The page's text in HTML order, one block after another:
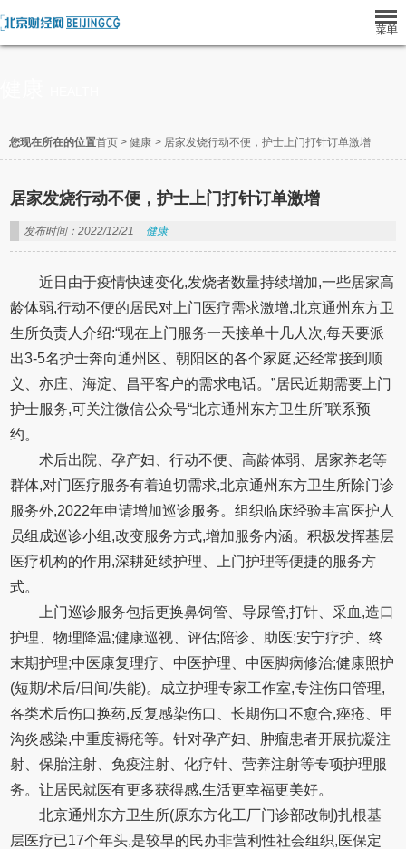
您现在所在的位置首页 > 健康 > 居家发烧行动不便，护士上门打针订单激增
居家发烧行动不便，护士上门打针订单激增
发布时间：2022/12/21 健康
近日由于疫情快速变化,发烧者数量持续增加,一些居家高
龄体弱,行动不便的居民对上门医疗需求激增,北京通州东方卫
生所负责人介绍:“现在上门服务一天接单十几人次,每天要派
出3-5名护士奔向通州区、朝阳区的各个家庭,还经常接到顺
义、亦庄、海淀、昌平客户的需求电话。”居民近期需要上门
护士服务,可关注微信公众号“北京通州东方卫生所”联系预
约。
术后出院、孕产妇、行动不便、高龄体弱、居家养老等
群体,对门医疗服务有着迫切需求,北京通州东方卫生所除门诊
服务外,2022年申请增加巡诊服务。组织临床经验丰富医护人
员组成巡诊小组,改变服务方式,增加服务内涵。积极发挥基层
医疗机构的作用,深耕延续护理、上门护理等便捷的服务方
式。
上门巡诊服务包括更换鼻饲管、导尿管,打针、采血,造口
护理、物理降温;健康巡视、评估;陪诊、助医;安宁疗护、终
末期护理;中医康复理疗、中医护理、中医脚病修治;健康照护
(短期/术后/日间/失能)。成立护理专家工作室,专注伤口管理,
各类术后伤口换药,反复感染伤口、长期伤口不愈合,痤疮、甲
沟炎感染,中重度褥疮等。针对孕产妇、肿瘤患者开展抗凝注
射、保胎注射、免疫注射、化疗针、营养注射等专项护理服
务。让居民就医有更多获得感,生活更幸福更美好。
北京通州东方卫生所(原东方化工厂门诊部改制)扎根基
层医疗已17个年头,是较早的民办非营利性社会组织,医保定